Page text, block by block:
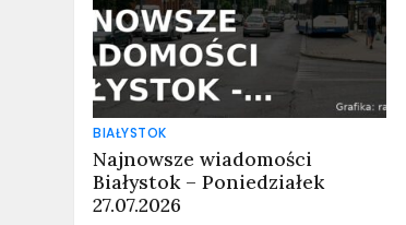
BIAŁYSTOK
Najnowsze wiadomości
Białystok – Poniedziałek
27.07.2026